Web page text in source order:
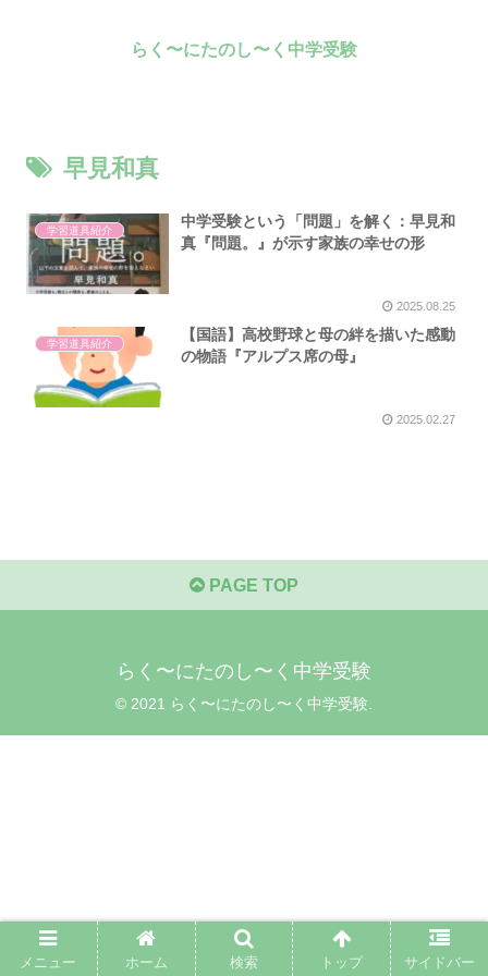
らく〜にたのし〜く中学受験
早見和真
学習道具紹介
中学受験という「問題」を解く：早見和
真『問題。』が示す家族の幸せの形
2025.08.25
学習道具紹介
【国語】高校野球と母の絆を描いた感動
の物語『アルプス席の母』
2025.02.27
PAGE TOP
らく〜にたのし〜く中学受験
© 2021 らく〜にたのし〜く中学受験.
メニュー ホーム 検索 トップ サイドバー